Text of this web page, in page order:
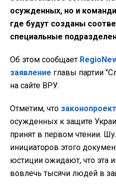
осужденных, но и
где будут созданы
специальные
Об этом сообщает
заявление главы партии
на сайте ВРУ.
Отметим, что законопроект
осужденных к защите
принят в первом чтении.
инициаторов этого
юстиции ожидают, что эта
вовлечь тысячи людей в